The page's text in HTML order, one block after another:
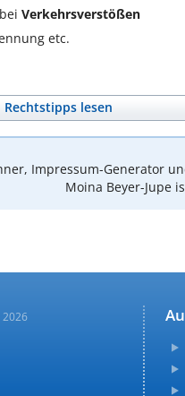
Verkehrsverstößen
etc.
Rechtstipps lesen
Impressum-Generator
Moina Beyer-Jupe
2026